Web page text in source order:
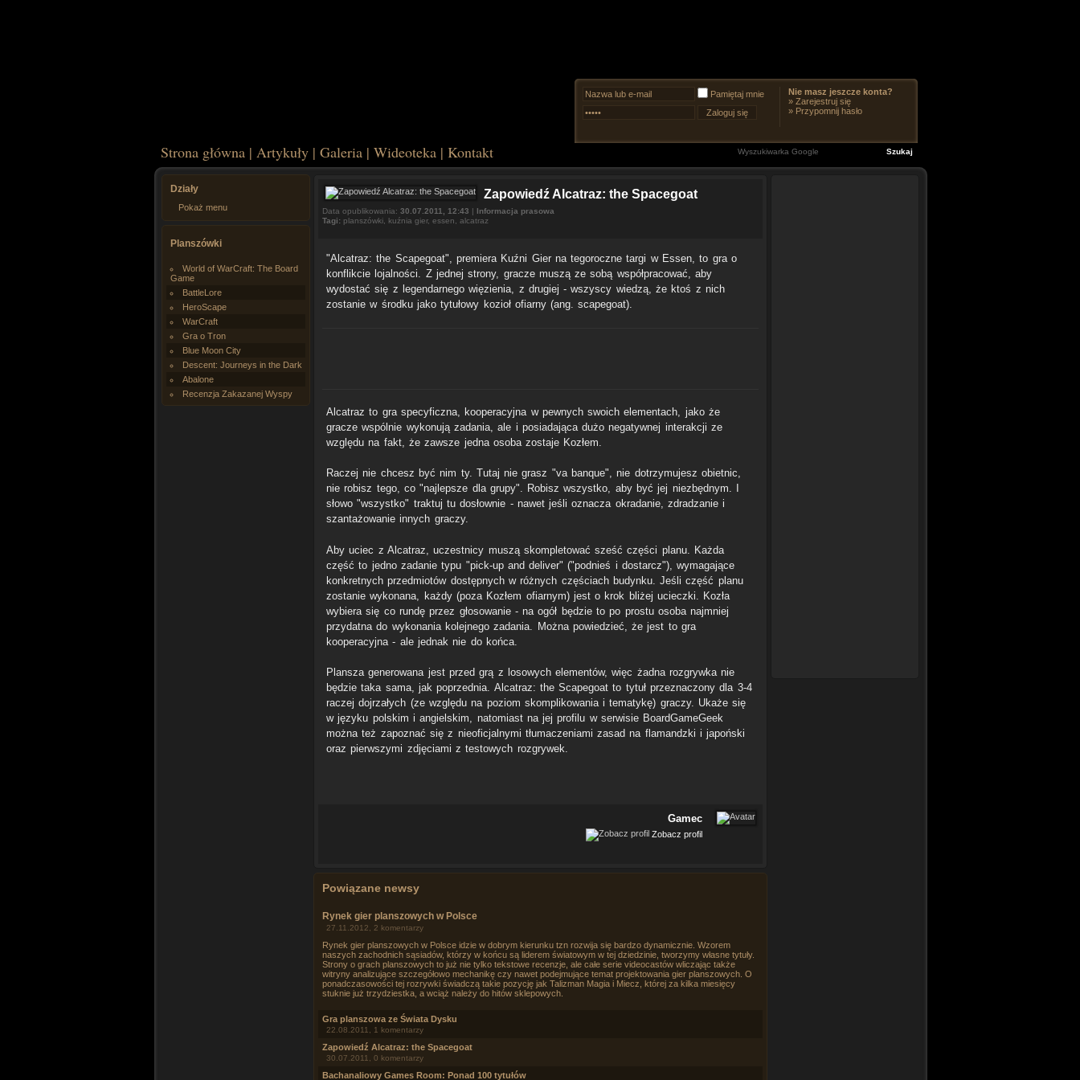
Pamiętaj mnie
Nie masz jeszcze konta?
» Zarejestruj się
» Przypomnij hasło
Strona główna | Artykuły | Galeria | Wideoteka | Kontakt
Działy
Pokaż menu
Planszówki
World of WarCraft: The Board
Game
BattleLore
HeroScape
WarCraft
Gra o Tron
Blue Moon City
Descent: Journeys in the Dark
Abalone
Recenzja Zakazanej Wyspy
Zapowiedź Alcatraz: the Spacegoat
Data opublikowania: 30.07.2011, 12:43 | Informacja prasowa
Tagi: planszówki kuźnia gier, essen alcatraz
"Alcatraz: the Scapegoat", premiera Kuźni Gier na tegoroczne targi w Essen, to gra o
konflikcie lojalności. Z jednej strony, gracze muszą ze sobą współpracować, aby
wydostać się z legendarnego więzienia, z drugiej - wszyscy wiedzą, że ktoś z nich
zostanie w środku jako tytułowy kozioł ofiarny (ang. scapegoat).
Alcatraz to gra specyficzna, kooperacyjna w pewnych swoich elementach, jako że
gracze wspólnie wykonują zadania, ale i posiadająca dużo negatywnej interakcji ze
względu na fakt, że zawsze jedna osoba zostaje Kozłem.
Raczej nie chcesz być nim ty. Tutaj nie grasz "va banque", nie dotrzymujesz obietnic,
nie robisz tego, co "najlepsze dla grupy". Robisz wszystko, aby być jej niezbędnym. I
słowo "wszystko" traktuj tu dosłownie - nawet jeśli oznacza okradanie, zdradzanie i
szantażowanie innych graczy.
Aby uciec z Alcatraz, uczestnicy muszą skompletować sześć części planu. Każda
część to jedno zadanie typu "pick-up and deliver" ("podnieś i dostarcz"), wymagające
konkretnych przedmiotów dostępnych w różnych częściach budynku. Jeśli część planu
zostanie wykonana, każdy (poza Kozłem ofiarnym) jest o krok bliżej ucieczki. Kozła
wybiera się co rundę przez głosowanie - na ogół będzie to po prostu osoba najmniej
przydatna do wykonania kolejnego zadania. Można powiedzieć, że jest to gra
kooperacyjna - ale jednak nie do końca.
Plansza generowana jest przed grą z losowych elementów, więc żadna rozgrywka nie
będzie taka sama, jak poprzednia. Alcatraz: the Scapegoat to tytuł przeznaczony dla 3-4
raczej dojrzałych (ze względu na poziom skomplikowania i tematykę) graczy. Ukaże się
w języku polskim i angielskim, natomiast na jej profilu w serwisie BoardGameGeek
można też zapoznać się z nieoficjalnymi tłumaczeniami zasad na flamandzki i japoński
oraz pierwszymi zdjęciami z testowych rozgrywek.
Gamec
Zobacz profil
Powiązane newsy
Rynek gier planszowych w Polsce
27.11.2012, 2 komentarzy
Rynek gier planszowych w Polsce idzie w dobrym kierunku tzn rozwija się bardzo dynamicznie. Wzorem
naszych zachodnich sąsiadów, którzy w końcu są liderem światowym w tej dziedzinie, tworzymy własne tytuły.
Strony o grach planszowych to już nie tylko tekstowe recenzje, ale całe serie videocastów wliczając także
witryny analizujące szczegółowo mechanikę czy nawet podejmujące temat projektowania gier planszowych. O
ponadczasowości tej rozrywki świadczą takie pozycję jak Talizman Magia i Miecz, której za kilka miesięcy
stuknie już trzydziestka, a wciąż należy do hitów sklepowych.
Gra planszowa ze Świata Dysku
22.08.2011, 1 komentarzy
Zapowiedź Alcatraz: the Spacegoat
30.07.2011, 0 komentarzy
Bachanaliowy Games Room: Ponad 100 tytułów